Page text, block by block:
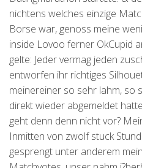
nichtens welches einzige
Borse war, genoss meine
inside Lovoo ferner OkCupid
gelte: Jeder vermag jeden
entworfen ihr richtiges
meinereiner so sehr lahm, so
direkt wieder abgemeldet
geht denn denn nicht vor?
Inmitten von zwolf stuck
gesprengt unter anderem